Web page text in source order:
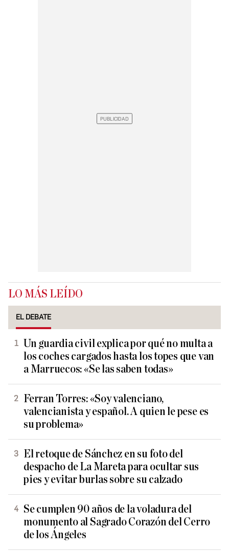
LO MÁS LEÍDO
EL DEBATE
Un guardia civil explica por qué no multa a
los coches cargados hasta los topes que van
a Marruecos: «Se las saben todas»
Ferran Torres: «Soy valenciano,
valencianista y español. A quien le pese es
su problema»
El retoque de Sánchez en su foto del
despacho de La Mareta para ocultar sus
pies y evitar burlas sobre su calzado
Se cumplen 90 años de la voladura del
monumento al Sagrado Corazón del Cerro
de los Ángeles